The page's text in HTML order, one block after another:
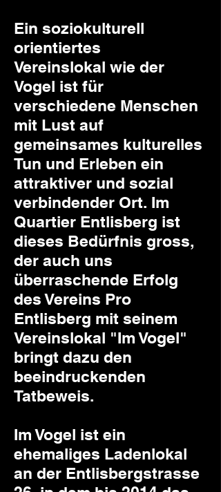
Ein soziokulturell
orientiertes
Vereinslokal wie der
Vogel ist für
verschiedene Menschen
mit Lust auf
gemeinsames kulturelles
Tun und Erleben ein
attraktiver und sozial
verbindender Ort. Im
Quartier Entlisberg ist
dieses Bedürfnis gross,
der auch uns
überraschende Erfolg
des Vereins Pro
Entlisberg mit seinem
Vereinslokal "Im Vogel"
bringt dazu den
beeindruckenden
Tatbeweis.
Im Vogel ist ein
ehemaliges Ladenlokal
an der Entlisbergstrasse